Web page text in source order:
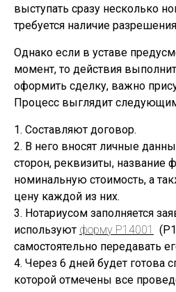
выступать сразу несколько
требуется наличие
Однако если в уставе
момент, то действия
оформить сделку, важно
Процесс выглядит
1. Составляют договор.
2. В него вносят личные
сторон, реквизиты, название
номинальную стоимость, а
цену каждой из них.
3. Нотариусом заполняется
используют форму Р14001
самостоятельно передавать
4. Через 6 дней будет готова
которой отмечены все